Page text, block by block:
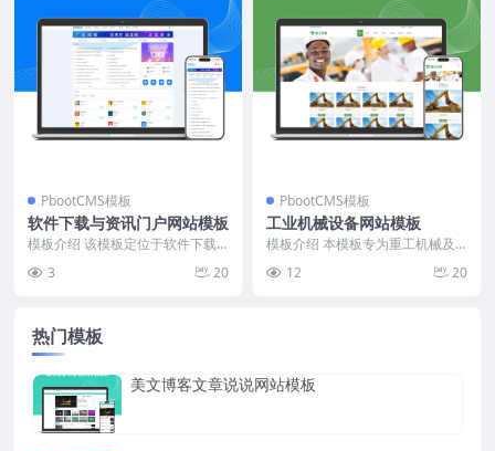
PbootCMS模板
软件下载与资讯门户网站模板
模板介绍 该模板定位于软件下载
分栏布局，左侧集中展...
3 20
PbootCMS模板
工业机械设备网站模板
模板介绍 本模板专为重工机械及
区清晰，突出产品展示...
12 20
热门模板
美文博客文章说说网站模板